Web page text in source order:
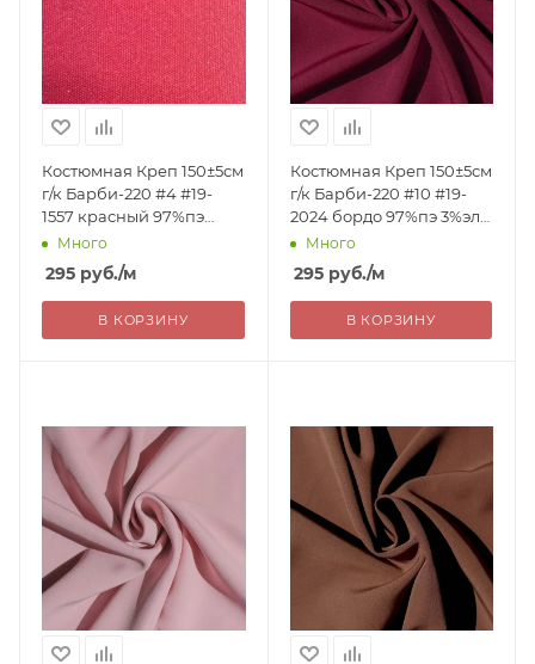
Костюмная Креп 150±5см
г/к Барби-220 #4 #19-
1557 красный 97%пэ
3%эл 220г/м2 Китай 295=
Много
295 руб./м
В КОРЗИНУ
Костюмная Креп 150±5см
г/к Барби-220 #10 #19-
2024 бордо 97%пэ 3%эл
220г/м2 Китай 295=
Много
295руб./м
В КОРЗИНУ